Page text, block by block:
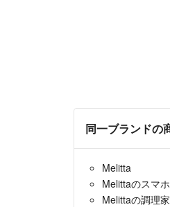
同一ブランドの
Melitta
Melittaのスマ
Melittaの調理